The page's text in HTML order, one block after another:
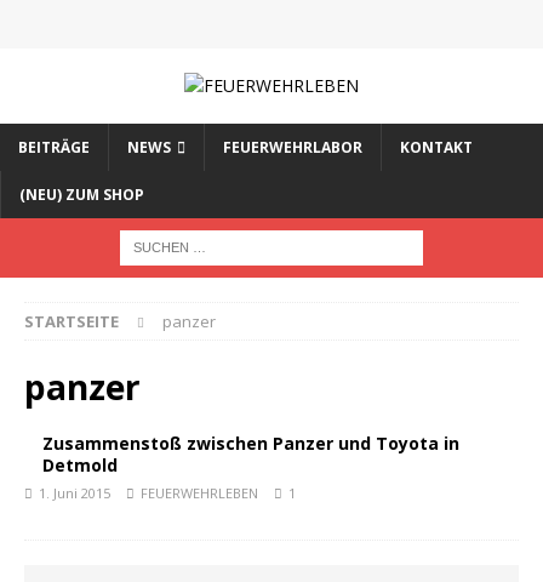
BEITRÄGE NEWS FEUERWEHRLABOR KONTAKT
(NEU) ZUM SHOP
STARTSEITE panzer
panzer
Zusammenstoß zwischen Panzer und Toyota in
Detmold
1. Juni 2015 FEUERWEHRLEBEN 1